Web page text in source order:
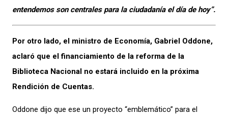
entendemos son centrales para la ciudadanía el día de hoy”.
Por otro lado, el ministro de Economía, Gabriel Oddone,
aclaró que el financiamiento de la reforma de la
Biblioteca Nacional no estará incluido en la próxima
Rendición de Cuentas.
Oddone dijo que ese un proyecto “emblemático” para el